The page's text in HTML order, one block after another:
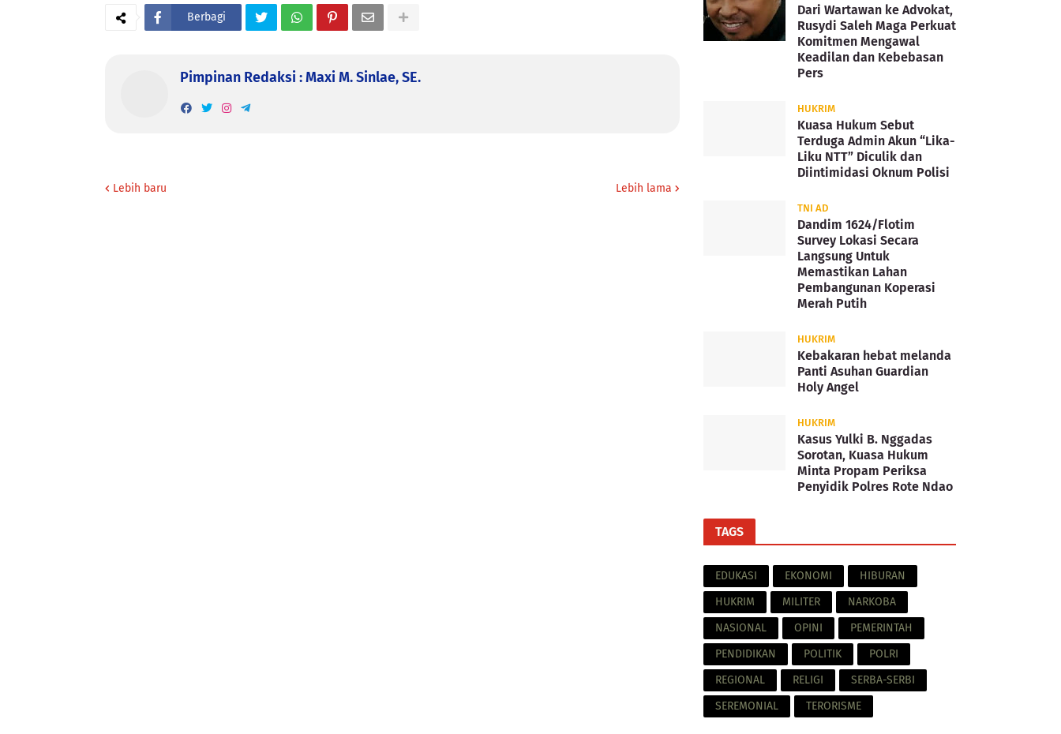
Berbagi
Pimpinan Redaksi : Maxi M. Sinlae, SE.
Lebih baru Lebih lama
Dari Wartawan ke Advokat,
Rusydi Saleh Maga Perkuat
Komitmen Mengawal
Keadilan dan Kebebasan
Pers
HUKRIM
Kuasa Hukum Sebut
Terduga Admin Akun “Lika-
Liku NTT” Diculik dan
Diintimidasi Oknum Polisi
TNI AD
Dandim 1624/Flotim
Survey Lokasi Secara
Langsung Untuk
Memastikan Lahan
Pembangunan Koperasi
Merah Putih
HUKRIM
Kebakaran hebat melanda
Panti Asuhan Guardian
Holy Angel
HUKRIM
Kasus Yulki B. Nggadas
Sorotan, Kuasa Hukum
Minta Propam Periksa
Penyidik Polres Rote Ndao
TAGS
EDUKASI EKONOMI
HIBURAN
HUKRIM
MILITER
NARKOBA
NASIONAL
OPINI
PEMERINTAH
PENDIDIKAN
POLITIK
POLRI
REGIONAL
RELIGI
SERBA-SERBI
SEREMONIAL
TERORISME